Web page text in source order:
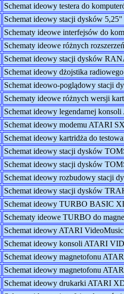
Schemat ideowy testera do
Schemat ideowy stacji dysków
Schematy ideowe interfejsów do
Schematy ideowe różnych
Schemat ideowy stacji dysków
Schemat ideowy dżojstika
Schemat ideowo-poglądowy stacji
Schematy ideowe różnych wersji
Schemat ideowy legendarnej
Schemat ideowy modemu ATARI
Schemat ideowy kartridża do
Schemat ideowy stacji dysków
Schemat ideowy stacji dysków
Schemat ideowy rozbudowy stacji
Schemat ideowy stacji dysków
Schemat ideowy TURBO BASIC
Schematy ideowe TURBO do
Schemat ideowy ATARI
Schemat ideowy konsoli ATARI
Schemat ideowy magnetofonu
Schemat ideowy magnetofonu
Schemat ideowy drukarki ATARI